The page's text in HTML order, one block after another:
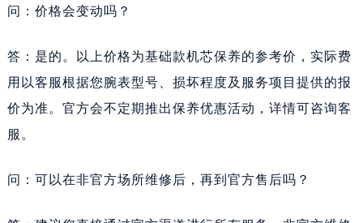
问：价格会变动吗？
答：是的。以上价格为基础款机芯保养的参考价，实际费
用以客服根据您腕表型号、损坏程度及服务项目提供的报
价为准。官方会不定期推出保养优惠活动，详情可咨询客
服。
问：可以在非官方场所维修后，再到官方售后吗？